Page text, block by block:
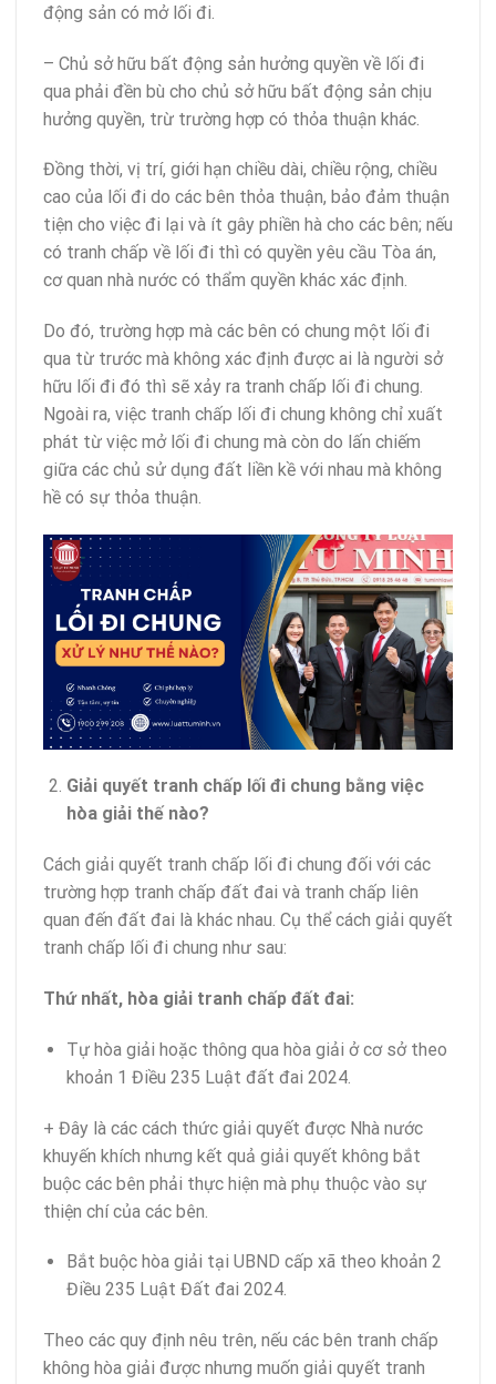
động sản có mở lối đi.
– Chủ sở hữu bất động sản hưởng quyền về lối đi
qua phải đền bù cho chủ sở hữu bất động sản chịu
hưởng quyền, trừ trường hợp có thỏa thuận khác.
Đồng thời, vị trí, giới hạn chiều dài, chiều rộng, chiều
cao của lối đi do các bên thỏa thuận, bảo đảm thuận
tiện cho việc đi lại và ít gây phiền hà cho các bên; nếu
có tranh chấp về lối đi thì có quyền yêu cầu Tòa án,
cơ quan nhà nước có thẩm quyền khác xác định.
Do đó, trường hợp mà các bên có chung một lối đi
qua từ trước mà không xác định được ai là người sở
hữu lối đi đó thì sẽ xảy ra tranh chấp lối đi chung.
Ngoài ra, việc tranh chấp lối đi chung không chỉ xuất
phát từ việc mở lối đi chung mà còn do lấn chiếm
giữa các chủ sử dụng đất liền kề với nhau mà không
hề có sự thỏa thuận.
Giải quyết tranh chấp lối đi chung bằng việc
hòa giải thế nào?
Cách giải quyết tranh chấp lối đi chung đối với các
trường hợp tranh chấp đất đai và tranh chấp liên
quan đến đất đai là khác nhau. Cụ thể cách giải quyết
tranh chấp lối đi chung như sau:
Thứ nhất, hòa giải tranh chấp đất đai:
Tự hòa giải hoặc thông qua hòa giải ở cơ sở theo
khoản 1 Điều 235 Luật đất đai 2024.
+ Đây là các cách thức giải quyết được Nhà nước
khuyến khích nhưng kết quả giải quyết không bắt
buộc các bên phải thực hiện mà phụ thuộc vào sự
thiện chí của các bên.
Bắt buộc hòa giải tại UBND cấp xã theo khoản 2
Điều 235 Luật Đất đai 2024.
Theo các quy định nêu trên, nếu các bên tranh chấp
không hòa giải được nhưng muốn giải quyết tranh